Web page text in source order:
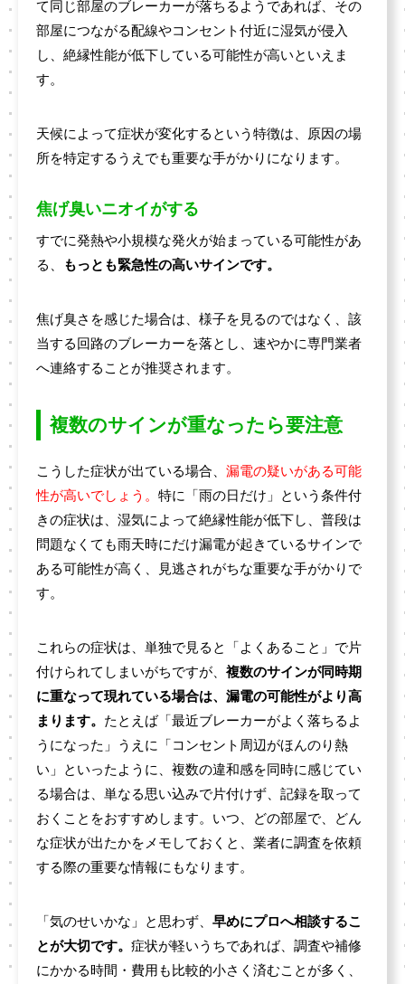
て同じ部屋のブレーカーが落ちるようであれば、その
部屋につながる配線やコンセント付近に湿気が侵入
し、絶縁性能が低下している可能性が高いといえま
す。
天候によって症状が変化するという特徴は、原因の場
所を特定するうえでも重要な手がかりになります。
焦げ臭いニオイがする
すでに発熱や小規模な発火が始まっている可能性があ
る、
もっとも緊急性の高いサインです。
焦げ臭さを感じた場合は、様子を見るのではなく、該
当する回路のブレーカーを落とし、速やかに専門業者
へ連絡することが推奨されます。
複数のサインが重なったら要注意
こうした症状が出ている場合、 漏電の疑いがある可能
性が高いでしょう。 特に「雨の日だけ」という条件付
きの症状は、湿気によって絶縁性能が低下し、普段は
問題なくても雨天時にだけ漏電が起きているサインで
ある可能性が高く、見逃されがちな重要な手がかりで
す。
これらの症状は、単独で見ると「よくあること」で片
付けられてしまいがちですが、 複数のサインが同時期
に重なって現れている場合は、漏電の可能性がより高
まります。 たとえば「最近ブレーカーがよく落ちるよ
うになった」うえに「コンセント周辺がほんのり熱
い」といったように、複数の違和感を同時に感じてい
る場合は、単なる思い込みで片付けず、記録を取って
おくことをおすすめします。いつ、どの部屋で、どん
な症状が出たかをメモしておくと、業者に調査を依頼
する際の重要な情報にもなります。
「気のせいかな」と思わず、 早めにプロへ相談するこ
とが大切です。 症状が軽いうちであれば、調査や補修
にかかる時間・費用も比較的小さく済むことが多く、